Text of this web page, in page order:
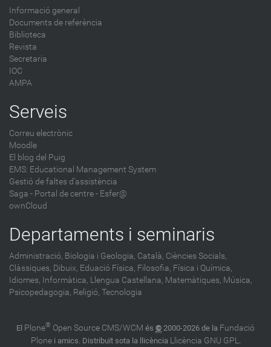
Informació general
Documents de referència
Biblioteca
Revista
Secretaria
IOC
AMPA
Serveis
Correu electrònic
Moodle
El blog del Puig
EMS: Educational Management System
Gestió de faltes d'assistència
Saga - Portal de centre - Esfer@
ownCloud
Departaments i seminaris
Administració, Biologia i Geologia, Català, Ciències Socials,
Clàssiques, Dibuix, Eduació Física, Filosofia, Física i Química,
Idiomes, Informàtica, Llengua Castellana, Matemàtiques, Música,
Psicopedagogia, Religió, Tecnologia
El Plone® Open Source CMS/WCM és © 2000-2026 de la Fundació
Plonei amics. Distribuït sota la llicència Llicència GNU GPL.